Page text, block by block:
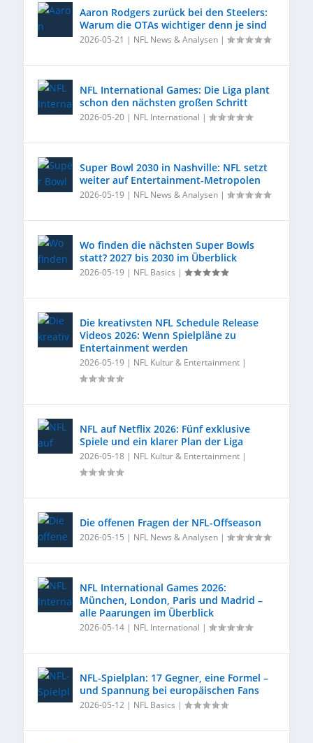
Aaron Rodgers zurück bei den Steelers:
Warum die OTAs wichtiger denn je sind
2026-05-21 | NFL News & Analysen |
NFL International Games: Die Liga plant
schon den nächsten großen Schritt
2026-05-20 | NFL International |
Super Bowl 2030 in Nashville: NFL setzt
weiter auf Entertainment-Metropolen
2026-05-19 | NFL News & Analysen |
Wo finden die nächsten Super Bowls
statt? 2027 bis 2030 im Überblick
2026-05-19 | NFL Basics |
Die kreativsten NFL Schedule Release
Videos 2026: Wenn Spielpläne zu
Entertainment werden
2026-05-19 | NFL Kultur & Entertainment |
NFL auf Netflix 2026: Fünf exklusive
Spiele und ein klarer Plan der Liga
2026-05-18 | NFL Kultur & Entertainment |
Die offenen Fragen der NFL-Offseason
2026-05-15 | NFL News & Analysen |
NFL International Games 2026:
München, London, Paris und Madrid –
alle Paarungen im Überblick
2026-05-14 | NFL International |
NFL-Spielplan: 17 Gegner, eine Formel –
und Spannung bei europäischen Fans
2026-05-12 | NFL Basics |